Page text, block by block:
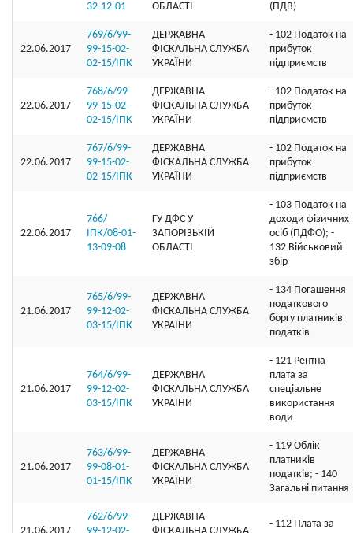
32-12-01
ОБЛАСТI
(ПДВ)
22.06.2017
769/6/99-
99-15-02-
02-15/ІПК
ДЕРЖАВНА
ФІСКАЛЬНА СЛУЖБА
УКРАЇНИ
- 102 Податок на
прибуток
підприємств
22.06.2017
768/6/99-
99-15-02-
02-15/ІПК
ДЕРЖАВНА
ФІСКАЛЬНА СЛУЖБА
УКРАЇНИ
- 102 Податок на
прибуток
підприємств
22.06.2017
767/6/99-
99-15-02-
02-15/ІПК
ДЕРЖАВНА
ФІСКАЛЬНА СЛУЖБА
УКРАЇНИ
- 102 Податок на
прибуток
підприємств
22.06.2017
766/
ІПК/08-01-
13-09-08
ГУ ДФС У
ЗАПОРIЗЬКIЙ
ОБЛАСТI
- 103 Податок на
доходи фізичних
осіб (ПДФО); -
132 Військовий
збір
21.06.2017
765/6/99-
99-12-02-
03-15/ІПК
ДЕРЖАВНА
ФІСКАЛЬНА СЛУЖБА
УКРАЇНИ
- 134 Погашення
податкового
боргу платників
податків
21.06.2017
764/6/99-
99-12-02-
03-15/ІПК
ДЕРЖАВНА
ФІСКАЛЬНА СЛУЖБА
УКРАЇНИ
- 121 Рентна
плата за
спеціальне
використання
води
21.06.2017
763/6/99-
99-08-01-
01-15/ІПК
ДЕРЖАВНА
ФІСКАЛЬНА СЛУЖБА
УКРАЇНИ
- 119 Облік
платників
податків; - 140
Загальні питання
762/6/99-
ДЕРЖАВНА
- 112 Плата за